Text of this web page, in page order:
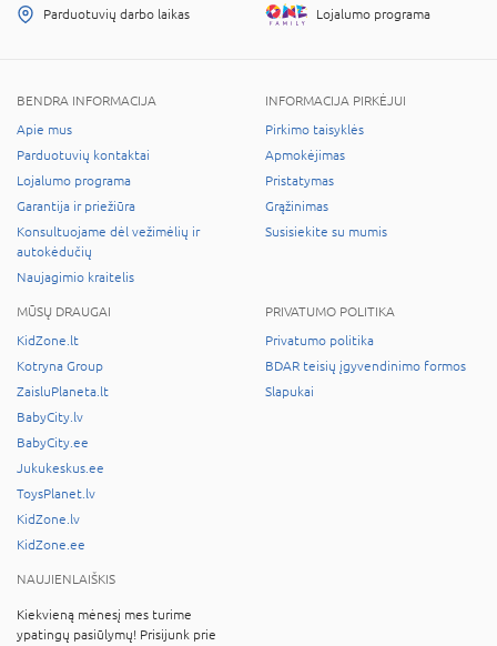
Parduotuvių darbo laikas Lojalumo programa
BENDRA INFORMACIJA
Apie mus
Parduotuvių kontaktai
Lojalumo programa
Garantija ir priežiūra
Konsultuojame dėl vežimėlių ir
autokėdučių
Naujagimio kraitelis
INFORMACIJA PIRKĖJUI
Pirkimo taisyklės
Apmokėjimas
Pristatymas
Grąžinimas
Susisiekite su mumis
MŪSŲ DRAUGAI
KidZone.lt
Kotryna Group
ZaisluPlaneta.lt
BabyCity.lv
BabyCity.ee
Jukukeskus.ee
ToysPlanet.lv
KidZone.lv
KidZone.ee
PRIVATUMO POLITIKA
Privatumo politika
BDAR teisių įgyvendinimo formos
Slapukai
NAUJIENLAIŠKIS
Kiekvieną mėnesį mes turime
ypatingų pasiūlymų! Prisijunk prie